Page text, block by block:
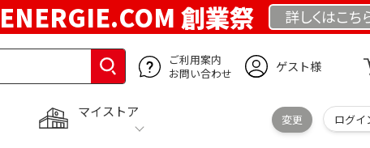
創業祭 詳しくはこち
ご利用案内
お問い合わせ
ゲスト様
マイストア
変更 ログイ